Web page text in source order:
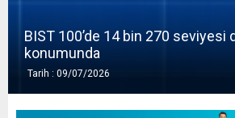
ABIST 100’de 14 bin 270 seviyesi
konumunda
Tarih : 09/07/2026